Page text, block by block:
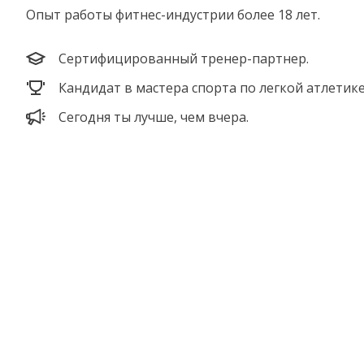
Опыт работы фитнес-индустрии более 18 лет.
Сертифицированный тренер-партнер.
Кандидат в мастера спорта по легкой
Сегодня ты лучше, чем вчера.